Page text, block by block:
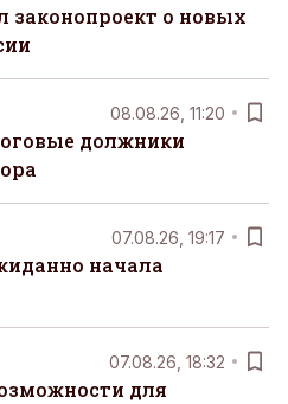
о новых
08.08.26, 11:20
должники
07.08.26, 19:17
начала
07.08.26, 18:32
для